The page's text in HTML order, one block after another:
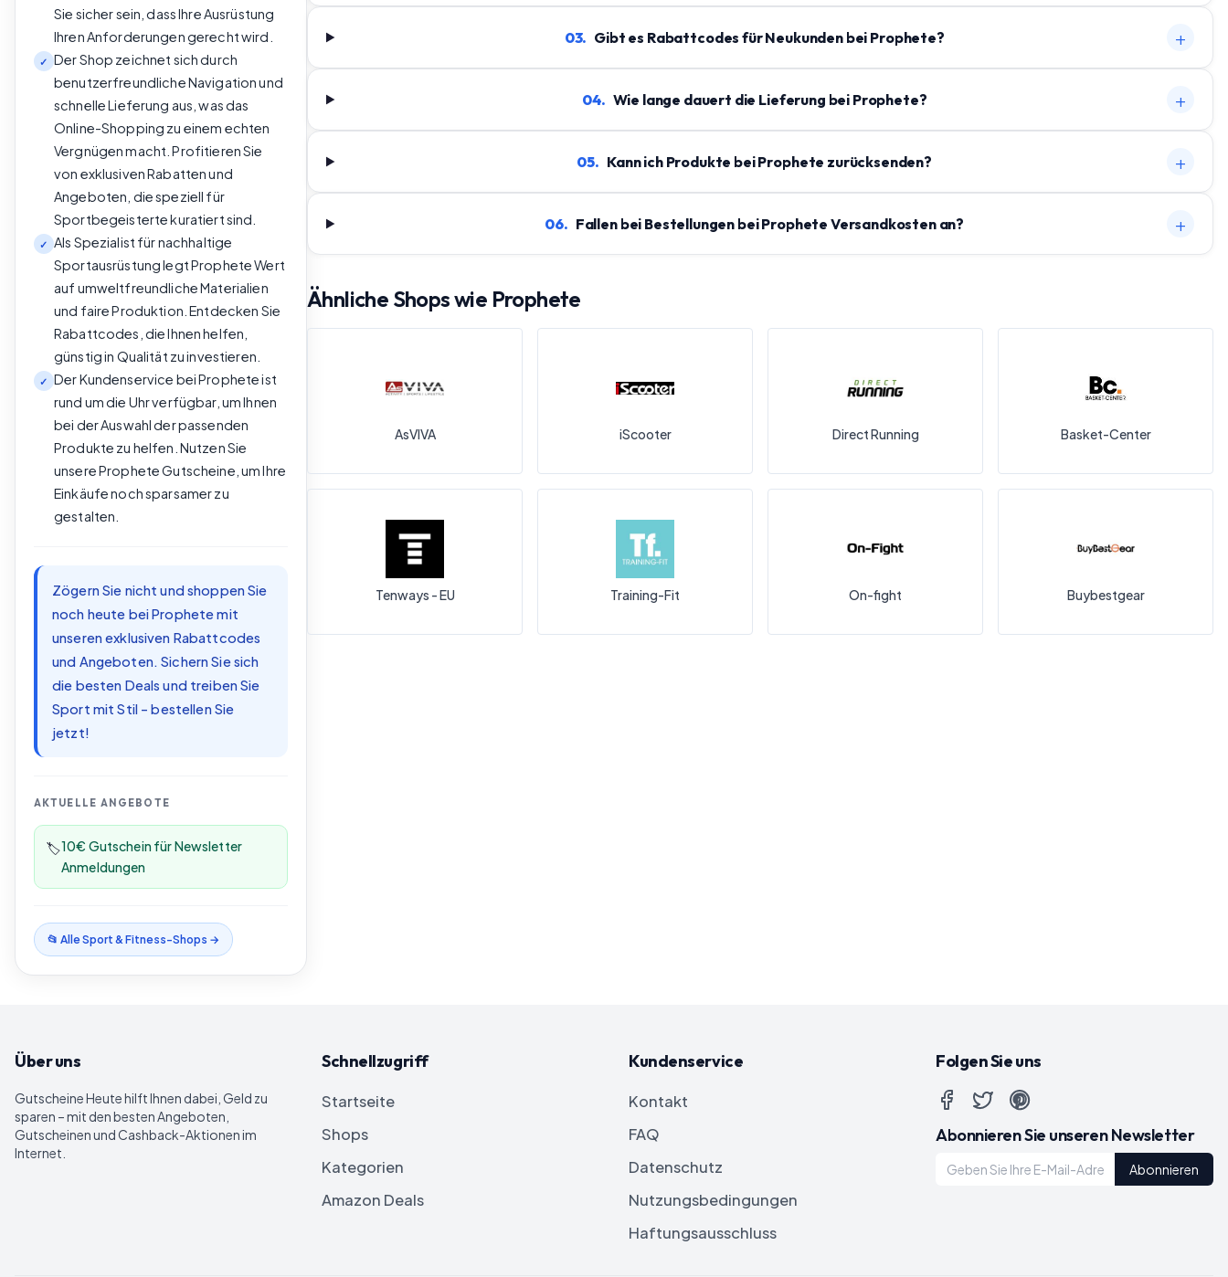
Sie sicher sein, dass Ihre Ausrüstung
Ihren Anforderungen gerecht wird.
✓
Der Shop zeichnet sich durch
benutzerfreundliche Navigation und
schnelle Lieferung aus, was das
Online-Shopping zu einem echten
Vergnügen macht. Profitieren Sie
von exklusiven Rabatten und
Angeboten, die speziell für
Sportbegeisterte kuratiert sind.
✓
Als Spezialist für nachhaltige
Sportausrüstung legt Prophete Wert
auf umweltfreundliche Materialien
und faire Produktion. Entdecken Sie
Rabattcodes, die Ihnen helfen,
günstig in Qualität zu investieren.
✓
Der Kundenservice bei Prophete ist
rund um die Uhr verfügbar, um Ihnen
bei der Auswahl der passenden
Produkte zu helfen. Nutzen Sie
unsere Prophete Gutscheine, um Ihre
Einkäufe noch sparsamer zu
gestalten.
Zögern Sie nicht und shoppen Sie
noch heute bei Prophete mit
unseren exklusiven Rabattcodes
und Angeboten. Sichern Sie sich
die besten Deals und treiben Sie
Sport mit Stil – bestellen Sie
jetzt!
AKTUELLE ANGEBOTE
🏷️10€ Gutschein für Newsletter
Anmeldungen
📂 AlleSport & Fitness-Shops →
03. Gibt es Rabattcodes für Neukunden bei Prophete? +
04. Wie lange dauert die Lieferung bei Prophete? +
05. Kann ich Produkte bei Prophete zurücksenden? +
06. Fallen bei Bestellungen bei Prophete Versandkosten an? +
Ähnliche Shops wie Prophete
AsVIVA iScooter Direct Running Basket-Center
Tenways - EU Training-Fit On-fight Buybestgear
Über uns
Gutscheine Heutehilft Ihnen dabei, Geld zu
sparen – mit den besten Angeboten,
Gutscheinen und Cashback-Aktionen im
Internet.
Schnellzugriff
Startseite
Shops
Kategorien
Amazon Deals
Kundenservice
Kontakt
FAQ
Datenschutz
Nutzungsbedingungen
Haftungsausschluss
Folgen Sie uns
Abonnieren Sie unseren Newsletter
Abonnieren